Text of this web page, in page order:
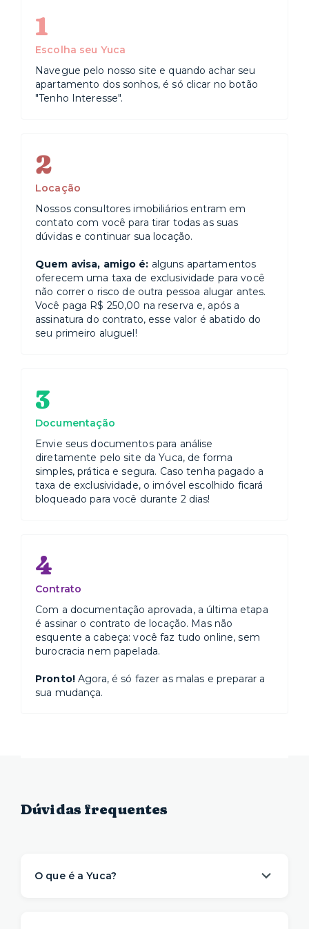
1
Escolha seu Yuca
Navegue pelo nosso site e quando achar seu
apartamento dos sonhos, é só clicar no botão
"Tenho Interesse".
2
Locação
Nossos consultores imobiliários entram em
contato com você para tirar todas as suas
dúvidas e continuar sua locação.
Quem avisa, amigo é: alguns apartamentos
oferecem uma taxa de exclusividade para você
não correr o risco de outra pessoa alugar antes.
Você paga R$ 250,00 na reserva e, após a
assinatura do contrato, esse valor é abatido do
seu primeiro aluguel!
3
Documentação
Envie seus documentos para análise
diretamente pelo site da Yuca, de forma
simples, prática e segura. Caso tenha pagado a
taxa de exclusividade, o imóvel escolhido ficará
bloqueado para você durante 2 dias!
4
Contrato
Com a documentação aprovada, a última etapa
é assinar o contrato de locação. Mas não
esquente a cabeça: você faz tudo online, sem
burocracia nem papelada.
Pronto!Agora, é só fazer as malas e preparar a
sua mudança.
Dúvidas frequentes
O que é a Yuca?